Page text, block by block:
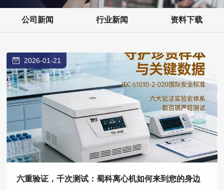
公司新闻 行业新闻 资料下载
2026-01-21
六重验证，千次测试：蜀科离心机如何来到您的身边